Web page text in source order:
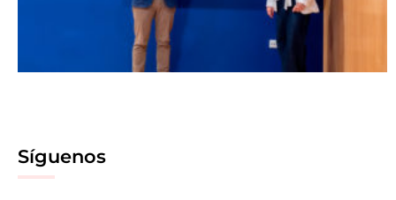
Síguenos